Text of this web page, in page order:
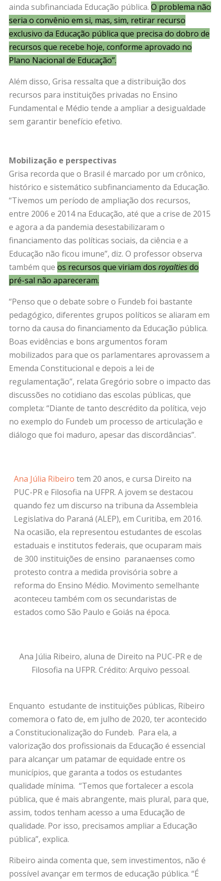
ainda subfinanciada Educação pública. O problema não
seria o convênio em si, mas, sim, retirar recurso
exclusivo da Educação pública que precisa do dobro de
recursos que recebe hoje, conforme aprovado no
Plano Nacional de Educação”.
Além disso, Grisa ressalta que a distribuição dos
recursos para instituições privadas no Ensino
Fundamental e Médio tende a ampliar a desigualdade
sem garantir benefício efetivo.
Mobilização e perspectivas
Grisa recorda que o Brasil é marcado por um crônico,
histórico e sistemático subfinanciamento da Educação.
“Tivemos um período de ampliação dos recursos,
entre 2006 e 2014 na Educação, até que a crise de 2015
e agora a da pandemia desestabilizaram o
financiamento das políticas sociais, da ciência e a
Educação não ficou imune”, diz. O professor observa
também que os recursos que viriam dos royaltiesdo
pré-sal não apareceram.
“Penso que o debate sobre o Fundeb foi bastante
pedagógico, diferentes grupos políticos se aliaram em
torno da causa do financiamento da Educação pública.
Boas evidências e bons argumentos foram
mobilizados para que os parlamentares aprovassem a
Emenda Constitucional e depois a lei de
regulamentação”, relata Gregório sobre o impacto das
discussões no cotidiano das escolas públicas, que
completa: “Diante de tanto descrédito da política, vejo
no exemplo do Fundeb um processo de articulação e
diálogo que foi maduro, apesar das discordâncias”.
Ana Júlia Ribeiro tem 20 anos, e cursa Direito na
PUC-PR e Filosofia na UFPR. A jovem se destacou
quando fez um discurso na tribuna da Assembleia
Legislativa do Paraná (ALEP), em Curitiba, em 2016.
Na ocasião, ela representou estudantes de escolas
estaduais e institutos federais, que ocuparam mais
de 300 instituições de ensino paranaenses como
protesto contra a medida provisória sobre a
reforma do Ensino Médio. Movimento semelhante
aconteceu também com os secundaristas de
estados como São Paulo e Goiás na época.
Ana Júlia Ribeiro, aluna de Direito na PUC-PR e de
Filosofia na UFPR. Crédito: Arquivo pessoal.
Enquanto estudante de instituições públicas, Ribeiro
comemora o fato de, em julho de 2020, ter acontecido
a Constitucionalização do Fundeb. Para ela, a
valorização dos profissionais da Educação é essencial
para alcançar um patamar de equidade entre os
municípios, que garanta a todos os estudantes
qualidade mínima. “Temos que fortalecer a escola
pública, que é mais abrangente, mais plural, para que,
assim, todos tenham acesso a uma Educação de
qualidade. Por isso, precisamos ampliar a Educação
pública”, explica.
Ribeiro ainda comenta que, sem investimentos, não é
possível avançar em termos de educação pública. “É